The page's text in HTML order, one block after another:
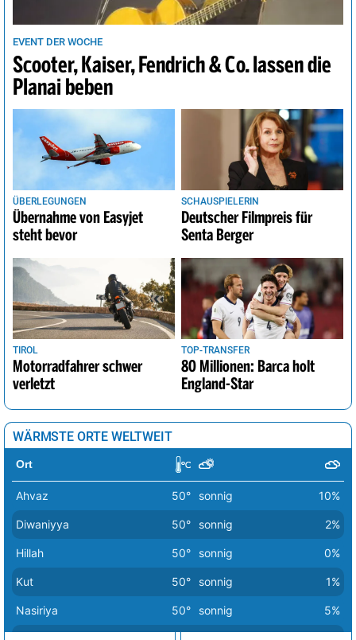
EVENT DER WOCHE
Scooter, Kaiser, Fendrich & Co. lassen die
Planai beben
ÜBERLEGUNGEN
Übernahme von Easyjet
steht bevor
SCHAUSPIELERIN
Deutscher Filmpreis für
Senta Berger
TIROL
Motorradfahrer schwer
verletzt
TOP-TRANSFER
80 Millionen: Barca holt
England-Star
WÄRMSTE ORTE WELTWEIT
Ort
Ahvaz 50° sonnig 10%
Diwaniyya 50° sonnig 2%
Hillah 50° sonnig 0%
Kut 50° sonnig 1%
Nasiriya 50° sonnig 5%